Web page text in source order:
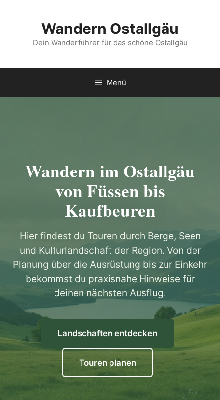
Wandern Ostallgäu
Dein Wanderführer für das schöne Ostallgäu
Menü
Wandern im Ostallgäu
von Füssen bis
Kaufbeuren
Hier findest du Touren durch Berge, Seen
und Kulturlandschaft der Region. Von der
Planung über die Ausrüstung bis zur Einkehr
bekommst du praxisnahe Hinweise für
deinen nächsten Ausflug.
Landschaften entdecken
Touren planen